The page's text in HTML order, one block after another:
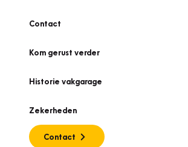
Contact
Kom gerust verder
Historie vakgarage
Zekerheden
Contact